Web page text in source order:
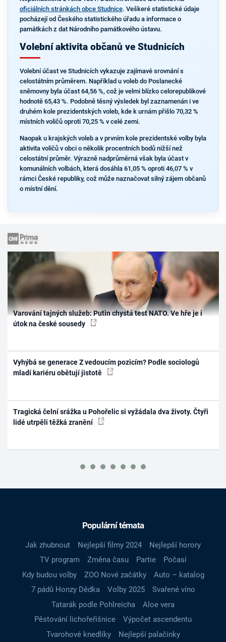
oficiálních stránkách obce Studnice. Veškeré statistické údaje
pocházejí od Českého statistického úřadu a informace o
památkách z dat Národního památkového ústavu.
Volební aktivita občanů ve Studnicích
Volební účast ve Studnicích vykazuje zajímavé srovnání s
celostátním průměrem. Například u voleb do Poslanecké
sněmovny byla účast 64,56 %, což je velmi blízko celorepublikové
hodnotě 65,43 %. Podobně těsný výsledek byl zaznamenán i ve
druhém kole prezidentských voleb, kde k urnám přišlo 70,32 %
místních voličů oproti 70,25 % v celé zemi.
Naopak u krajských voleb a v prvním kole prezidentské volby byla
aktivita voličů v obci o několik procentních bodů nižší než
celostátní průměr. Výrazně nadprůměrná však byla účast v
komunálních volbách, která dosáhla 61,05 % oproti 46,07 % v
rámci České republiky, což může naznačovat silný zájem občanů
o místní dění.
Varování tajných služeb: Putin chystá test NATO. Ve hře je i
útok na české sousedy
Vyhýbá se generace Z vedoucím pozicím? Podle sociologů
mladí kariéru obětují jistotě
Tragická čelní srážka u Pohořelic si vyžádala dva životy. Čtyři
lidé utrpěli těžká zranění
Populární témata
Jak zhubnout Nejlepší filmy 2024
Nejlepší horory
TV program
Změna času Partie
Počasí
Kdy budou volby
ZOO Nové začátky
Auto – katalog
7 pádů Honzy Dědka
Volby 2025
Svařené víno
Tatarák podle Pohlreicha
Aloe vera
Pěstování lichořeřišnice
Výpočet ascendentu
Tvarohové knedlíky
Nejlepší palačinky